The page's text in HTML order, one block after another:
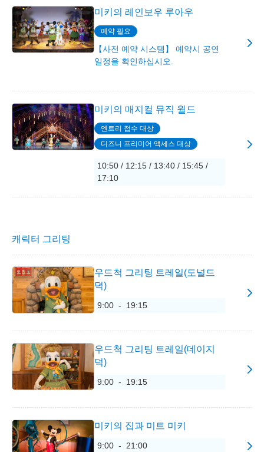
미키의 레인보우 루아우
예약 필요
【사전 예약 시스템】 예약시 공연
일정을 확인하십시오.
미키의 매지컬 뮤직 월드
엔트리 접수 대상
디즈니 프리미어 액세스 대상
10:50 / 12:15 / 13:40 / 15:45 /
17:10
캐릭터 그리팅
우드척 그리팅 트레일(도널드
덕)
9:00 - 19:15
우드척 그리팅 트레일(데이지
덕)
9:00 - 19:15
미키의 집과 미트 미키
9:00 - 21:00